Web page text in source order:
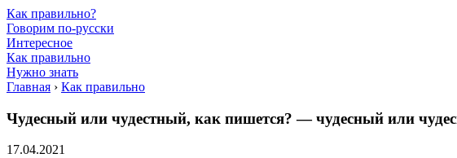
Как правильно?
Говорим по-русски
Интересное
Как правильно
Нужно знать
Главная › Как правильно
Чудесный или чудестный, как пишется? — чудесный или
17.04.2021